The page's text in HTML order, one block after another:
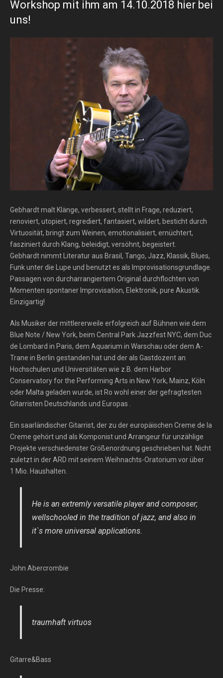
Workshop mit ihm am 14.10.2018 hier bei
uns!
Gebhardt malt Klänge, verbessert, stellt in Frage, reduziert,
renoviert, utopiert, regrediert, fantasiert, wildert, besticht durch
Virtuosität, bringt zum Weinen, emotionalisiert, ernüchtert,
fasziniert durch Klang, beleidigt, versöhnt, begeistert.
Gebhardt nimmt Literatur aus Brasil, Tango, Jazz, Klassik, Blues,
Funk unter die Lupe und benutzt es als Improvisationsgrundlage.
Passagen von durcharrangiertem Original durchflochten von
Momenten spontaner Improvisation, Elektronik, pure Akustik.
Einzigartig!
Als Musiker der mittlererweile erfolgreich auf Bühnen wie dem
Blue Note / New York, beim Central Park Jazzfest NYC, dem Duc
de Lombard in Paris, dem Aquarium in Warschau oder dem A-
Trane in Berlin gestanden hat und der als Gastdozent an
Hochschulen und Universitäten wie z.B. dem Harbor
Conservatory for the Performing Arts in New York, Mainz, Köln
oder Malta geladen wurde, ist Ro wohl einer der gefragtesten
Gitarristen Deutschlands und Europas .
Ein saarländischer Gitarrist, der zu der europäischen Creme de la
Creme gehört und als Komponist und Arrangeur für unzählige
Projekte verschiedenster Größenordnung geschrieben hat. Nicht
zuletzt in der ARD mit seinem Weihnachts-Oratorium vor über
1 Mio. Haushalten.
He is an extremly versatile player and composer;
wellschooled in the tradition of jazz, and also in
it`s more universal applications.
John Abercrombie
Die Presse:
traumhaft virtuos
Gitarre&Bass